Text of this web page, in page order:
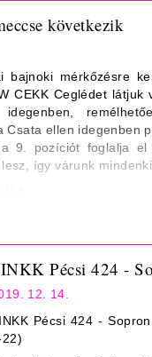
24/59 41%
17/25 68%
(Higgins 15)
7)
következik
mérkőzésre
CEKK Ceglédet
idegenben,
Csata ellen idegenben
9. pozíciót foglalja
így várunk
Sportcsarnok
Pécsi 424 -
12. 14.
Pécsi 424 -